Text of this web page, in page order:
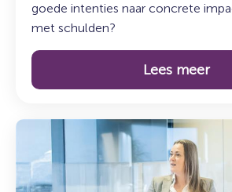
goede intenties naar concrete
met schulden?
Lees meer
Lees
over:
Duurzaam